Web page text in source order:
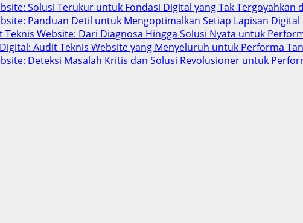
Solusi Terukur untuk Fondasi Digital yang Tak Tergoyahkan
Panduan Detil untuk Mengoptimalkan Setiap Lapisan
Website: Dari Diagnosa Hingga Solusi Nyata untuk
Audit Teknis Website yang Menyeluruh untuk Performa
Deteksi Masalah Kritis dan Solusi Revolusioner untuk